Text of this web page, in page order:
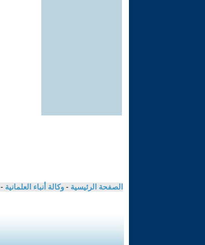
الصفحة الرئيسية - وكالة أنباء العلمانية -